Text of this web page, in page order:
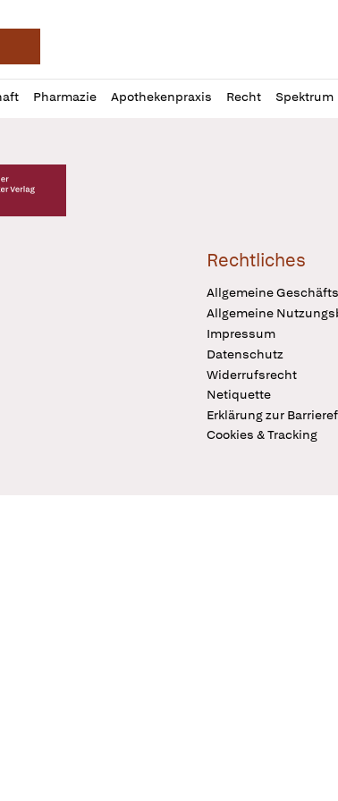
Pharmazie Apothekenpraxis Recht Spektrum
Verlag Logo
Rechtliches
Allgemeine
Allgemeine
Impressum
Datenschutz
Widerrufsrecht
Netiquette
Erklärung zur
Cookies & Tracking